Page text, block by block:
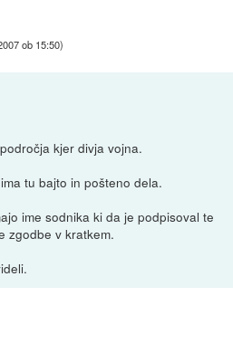
ob 15:50)
kjer divja vojna.
tu bajto in pošteno dela.
ime sodnika ki da je podpisoval te
zgodbe v kratkem.